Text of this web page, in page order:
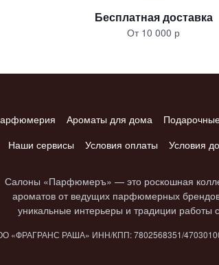
Бесплатная доставка
От 10 000 р
Ароматы для дома
Наши сервисы Условия оплаты Условия
Салоны «Парфюмеръ» — это роскошная
ароматов от ведущих парфюмерных
уникальные интерьеры и традиции работы
«ФРАГРАНС РАША» ИНН/КПП: 7802​568351/